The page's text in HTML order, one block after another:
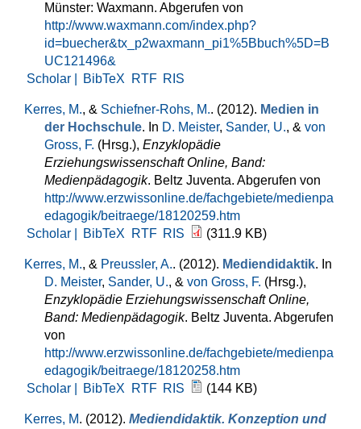
Münster: Waxmann. Abgerufen von
http://www.waxmann.com/index.php?
id=buecher&tx_p2waxmann_pi1%5Bbuch%5D=B
UC121496&
Scholar |
BibTeX RTF RIS
Kerres, M., & Schiefner-Rohs, M.. (2012). Medien in
der Hochschule. In D. Meister, Sander, U., & von
Gross, F. (Hrsg.), Enzyklopädie
Erziehungswissenschaft Online, Band:
Medienpädagogik. Beltz Juventa. Abgerufen von
http://www.erzwissonline.de/fachgebiete/medienpa
edagogik/beitraege/18120259.htm
Scholar |
BibTeX RTF RIS (311.9 KB)
Kerres, M., & Preussler, A.. (2012). Mediendidaktik. In
D. Meister, Sander, U., & von Gross, F. (Hrsg.),
Enzyklopädie Erziehungswissenschaft Online,
Band: Medienpädagogik. Beltz Juventa. Abgerufen
von
http://www.erzwissonline.de/fachgebiete/medienpa
edagogik/beitraege/18120258.htm
Scholar |
BibTeX RTF RIS (144 KB)
Kerres, M. (2012). Mediendidaktik. Konzeption und